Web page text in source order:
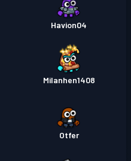
Havion04
Milanhen1408
Otfer